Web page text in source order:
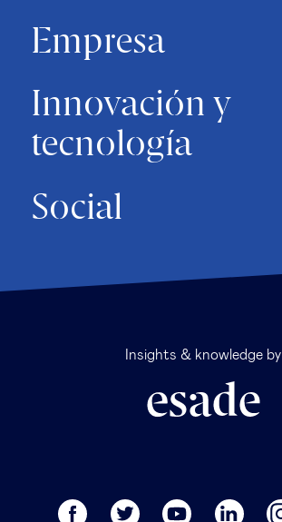
Empresa
Innovación y
tecnología
Social
Insights & knowledge by